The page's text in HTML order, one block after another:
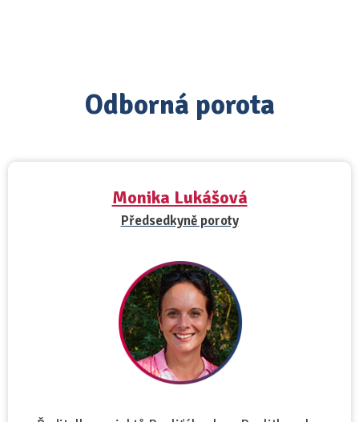
Odborná porota
Monika Lukášová
Předsedkyně poroty